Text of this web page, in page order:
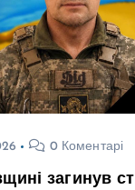
0 Коментарі
загинув